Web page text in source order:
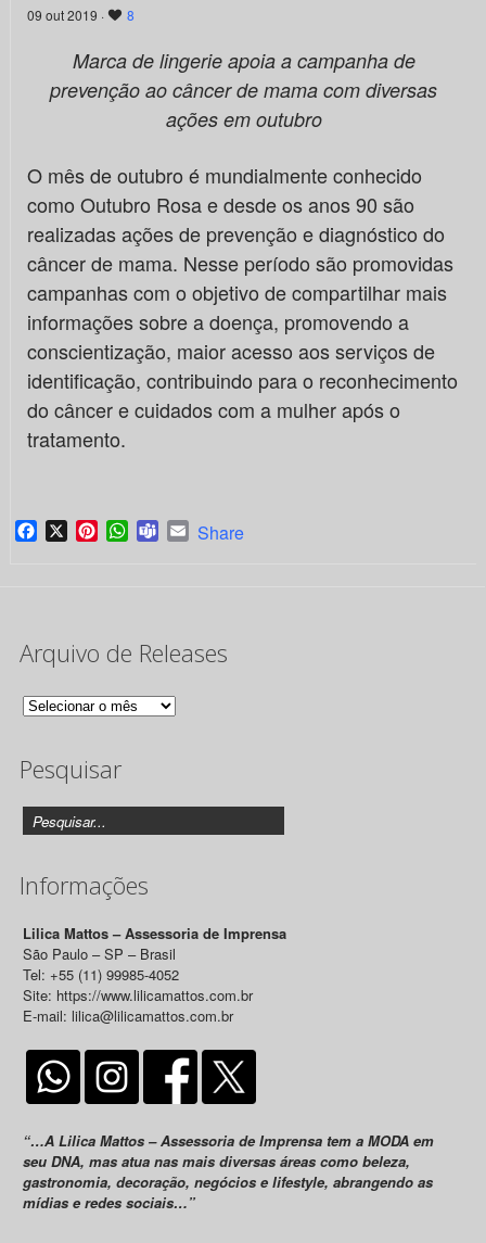
09 out 2019 · 8
Marca de lingerie apoia a campanha de
prevenção ao câncer de mama com diversas
ações em outubro
O mês de outubro é mundialmente conhecido
como Outubro Rosa e desde os anos 90 são
realizadas ações de prevenção e diagnóstico do
câncer de mama. Nesse período são promovidas
campanhas com o objetivo de compartilhar mais
informações sobre a doença, promovendo a
conscientização, maior acesso aos serviços de
identificação, contribuindo para o reconhecimento
do câncer e cuidados com a mulher após o
tratamento.
Facebook
X PinterestWhatsApp
TeamsEmail
Share
Arquivo de Releases
Arquivo
Releases
Pesquisar
Informações
Lilica Mattos – Assessoria de Imprensa
São Paulo – SP – Brasil
Tel: +55 (11) 99985-4052
Site: https://www.lilicamattos.com.br
E-mail: lilica@lilicamattos.com.br
“…A Lilica Mattos – Assessoria de Imprensa tem a MODA em
seu DNA, mas atua nas mais diversas áreas como beleza,
gastronomia, decoração, negócios e lifestyle, abrangendo as
mídias e redes sociais…”